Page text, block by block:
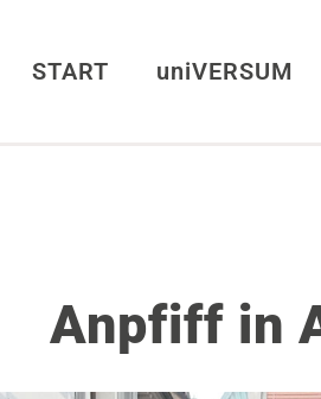
START uniVERSUM
Anpfiff in